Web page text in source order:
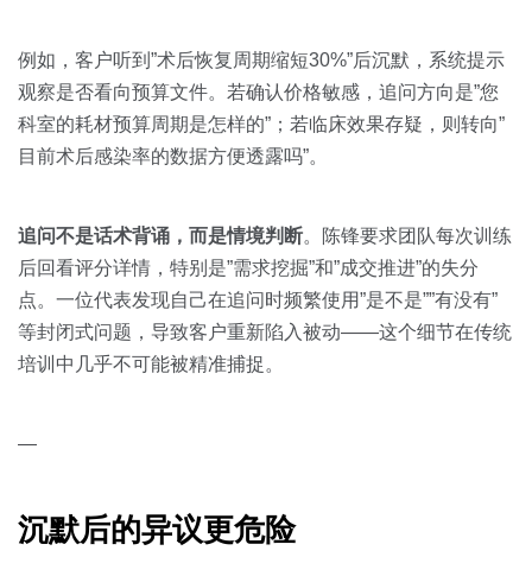
例如，客户听到”术后恢复周期缩短30%”后沉默，系统提示
观察是否看向预算文件。若确认价格敏感，追问方向是”您
科室的耗材预算周期是怎样的”；若临床效果存疑，则转向”
目前术后感染率的数据方便透露吗”。
追问不是话术背诵，而是情境判断。陈锋要求团队每次训练
后回看评分详情，特别是”需求挖掘”和”成交推进”的失分
点。一位代表发现自己在追问时频繁使用”是不是””有没有”
等封闭式问题，导致客户重新陷入被动——这个细节在传统
培训中几乎不可能被精准捕捉。
—
沉默后的异议更危险